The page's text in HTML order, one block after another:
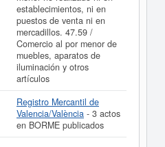
establecimientos, ni en
puestos de venta ni en
mercadillos. 47.59 /
Comercio al por menor de
muebles, aparatos de
iluminación y otros
artículos
Registro Mercantil de
Valencia/València - 3 actos
en BORME publicados